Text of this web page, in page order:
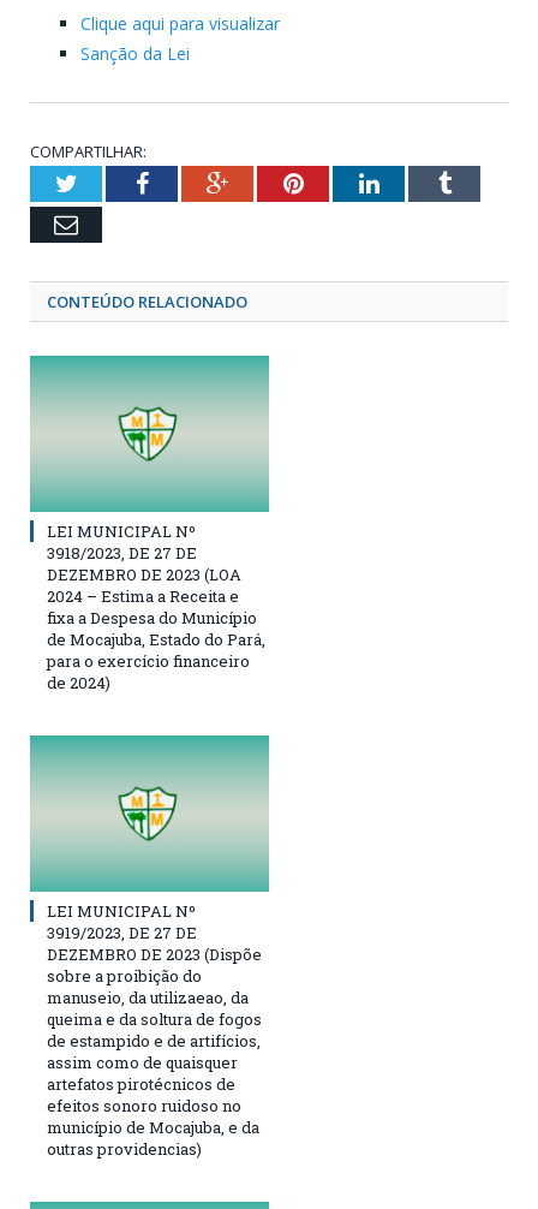
Clique aqui para visualizar
Sanção da Lei
COMPARTILHAR:
TwitterFacebookGoogle+PinterestLinkedInTumblr
Email
CONTEÚDO RELACIONADO
LEI MUNICIPAL Nº
3918/2023, DE 27 DE
DEZEMBRO DE 2023 (LOA
2024 – Estima a Receita e
fixa a Despesa do Município
de Mocajuba, Estado do Pará,
para o exercício financeiro
de 2024)
LEI MUNICIPAL Nº
3919/2023, DE 27 DE
DEZEMBRO DE 2023 (Dispõe
sobre a proibição do
manuseio, da utilizaeao, da
queima e da soltura de fogos
de estampido e de artifícios,
assim como de quaisquer
artefatos pirotécnicos de
efeitos sonoro ruidoso no
município de Mocajuba, e da
outras providencias)